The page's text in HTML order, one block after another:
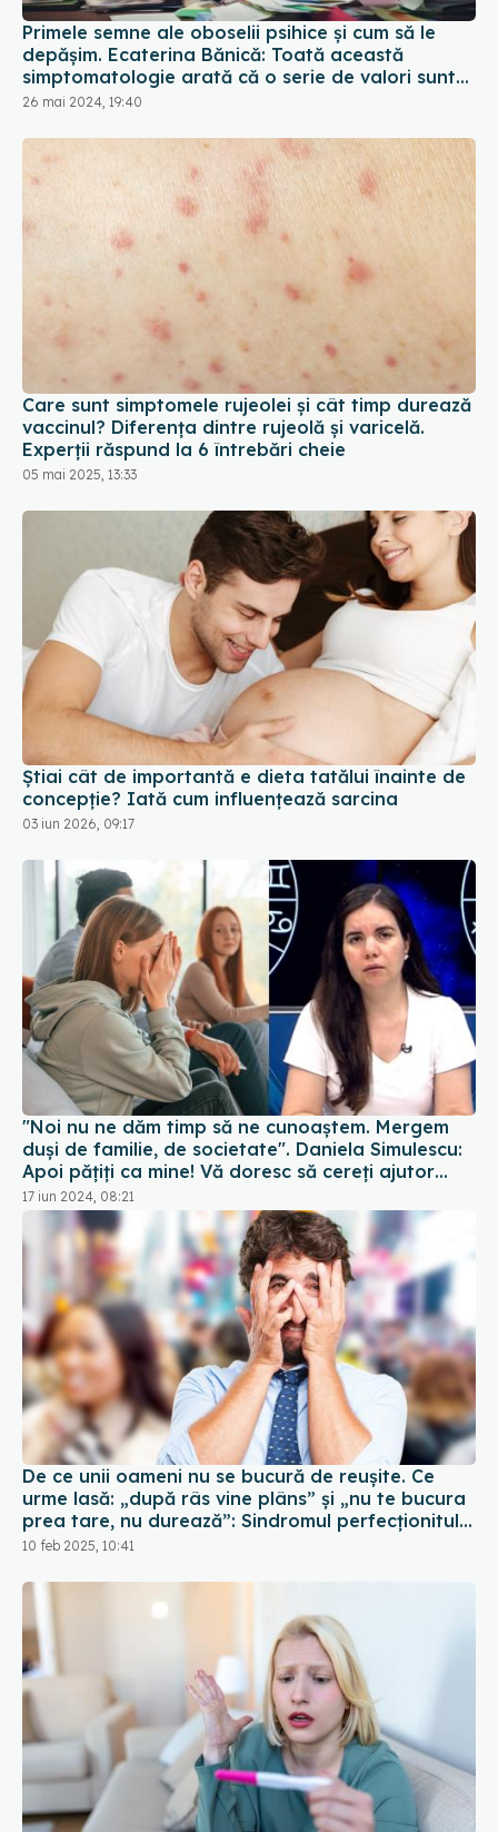
Primele semne ale oboselii psihice și cum să le
depășim. Ecaterina Bănică: Toată această
simptomatologie arată că o serie de valori sunt
greșite. Ai nevoie sa le schimbi
26 mai 2024, 19:40
Care sunt simptomele rujeolei și cât timp durează
vaccinul? Diferența dintre rujeolă și varicelă.
Experții răspund la 6 întrebări cheie
05 mai 2025, 13:33
Știai cât de importantă e dieta tatălui înainte de
concepție? Iată cum influențează sarcina
03 iun 2026, 09:17
"Noi nu ne dăm timp să ne cunoaștem. Mergem
duși de familie, de societate". Daniela Simulescu:
Apoi pățiți ca mine! Vă doresc să cereți ajutor
atunci când aveți nevoie, să nu vă rușinați
17 iun 2024, 08:21
De ce unii oameni nu se bucură de reușite. Ce
urme lasă: „după râs vine plâns” și „nu te bucura
prea tare, nu durează”: Sindromul perfecționitului
nefericit
10 feb 2025, 10:41